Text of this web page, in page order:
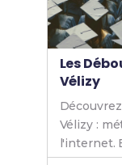
Les
Vélizy
Vélizy :
l'internet.